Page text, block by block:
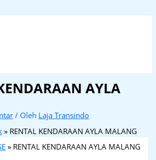
AYLA
/ Oleh Laja Transindo
RENTAL KENDARAAN AYLA MALANG
» RENTAL KENDARAAN AYLA MALANG